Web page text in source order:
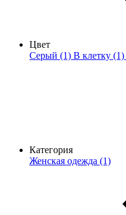
Цвет
Серый (1) В клетку (1)
Категория
Женская одежда (1)